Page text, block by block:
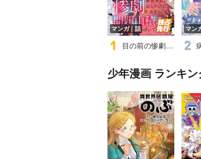
マンガ｜話
目の前の惨劇で前世を思い出したけど、あまりにも問題山積みでいっぱいいっぱいです。 連載版
マン
少年漫画 ランキン